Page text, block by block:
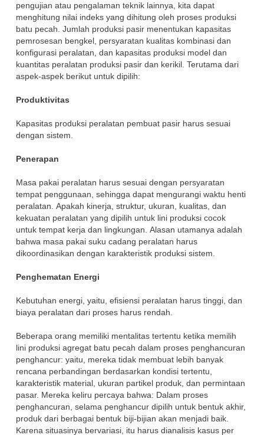
pengujian atau pengalaman teknik lainnya, kita dapat
menghitung nilai indeks yang dihitung oleh proses produksi
batu pecah. Jumlah produksi pasir menentukan kapasitas
pemrosesan bengkel, persyaratan kualitas kombinasi dan
konfigurasi peralatan, dan kapasitas produksi model dan
kuantitas peralatan produksi pasir dan kerikil. Terutama dari
aspek-aspek berikut untuk dipilih:
Produktivitas
Kapasitas produksi peralatan pembuat pasir harus sesuai
dengan sistem.
Penerapan
Masa pakai peralatan harus sesuai dengan persyaratan
tempat penggunaan, sehingga dapat mengurangi waktu henti
peralatan. Apakah kinerja, struktur, ukuran, kualitas, dan
kekuatan peralatan yang dipilih untuk lini produksi cocok
untuk tempat kerja dan lingkungan. Alasan utamanya adalah
bahwa masa pakai suku cadang peralatan harus
dikoordinasikan dengan karakteristik produksi sistem.
Penghematan Energi
Kebutuhan energi, yaitu, efisiensi peralatan harus tinggi, dan
biaya peralatan dari proses harus rendah.
Beberapa orang memiliki mentalitas tertentu ketika memilih
lini produksi agregat batu pecah dalam proses penghancuran
penghancur: yaitu, mereka tidak membuat lebih banyak
rencana perbandingan berdasarkan kondisi tertentu,
karakteristik material, ukuran partikel produk, dan permintaan
pasar. Mereka keliru percaya bahwa: Dalam proses
penghancuran, selama penghancur dipilih untuk bentuk akhir,
produk dari berbagai bentuk biji-bijian akan menjadi baik.
Karena situasinya bervariasi, itu harus dianalisis kasus per